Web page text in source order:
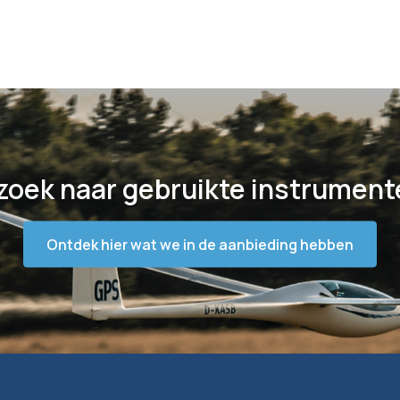
naar gebruikte
Ontdek hier wat we in de aanbieding hebben